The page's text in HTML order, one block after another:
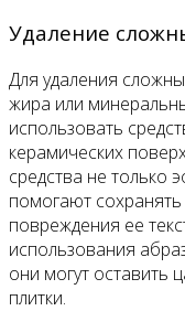
Удаление
Для удаления
жира или
использовать
керамических
средства не только
помогают сохранять
повреждения ее
использования
они могут оставить
плитки.